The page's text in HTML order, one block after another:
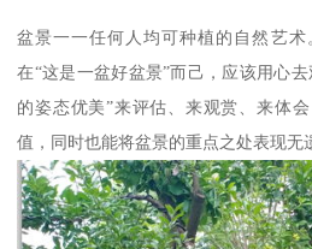
盆景一一任何人均可种植的自然艺
在“这是一盆好盆景”而己，应该用心
的姿态优美”来评估、来观赏、来体
值，同时也能将盆景的重点之处表现无